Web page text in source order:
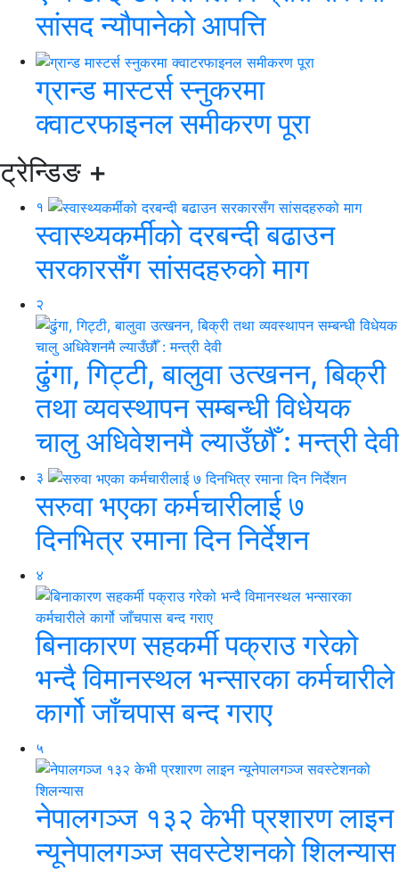
सांसद न्यौपानेको आपत्ति
ग्रान्ड मास्टर्स स्नुकरमा
क्वाटरफाइनल समीकरण पूरा
ट्रेन्डिङ +
१
स्वास्थ्यकर्मीको दरबन्दी बढाउन
सरकारसँग सांसदहरुको माग
२
ढुंगा, गिट्टी, बालुवा उत्खनन, बिक्री
तथा व्यवस्थापन सम्बन्धी विधेयक
चालु अधिवेशनमै ल्याउँछौँ : मन्त्री देवी
३
सरुवा भएका कर्मचारीलाई ७
दिनभित्र रमाना दिन निर्देशन
४
बिनाकारण सहकर्मी पक्राउ गरेको
भन्दै विमानस्थल भन्सारका कर्मचारीले
कार्गो जाँचपास बन्द गराए
५
नेपालगञ्ज १३२ केभी प्रशारण लाइन
न्यूनेपालगञ्ज सवस्टेशनको शिलन्यास